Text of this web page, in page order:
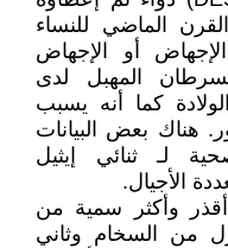
الماضي للنساء
أو الإجهاض
المهبل لدى
كما أنه يسبب
هناك بعض البيانات
لـ ثنائي إيثيل
وأكثر سمية من
من السخام وثاني